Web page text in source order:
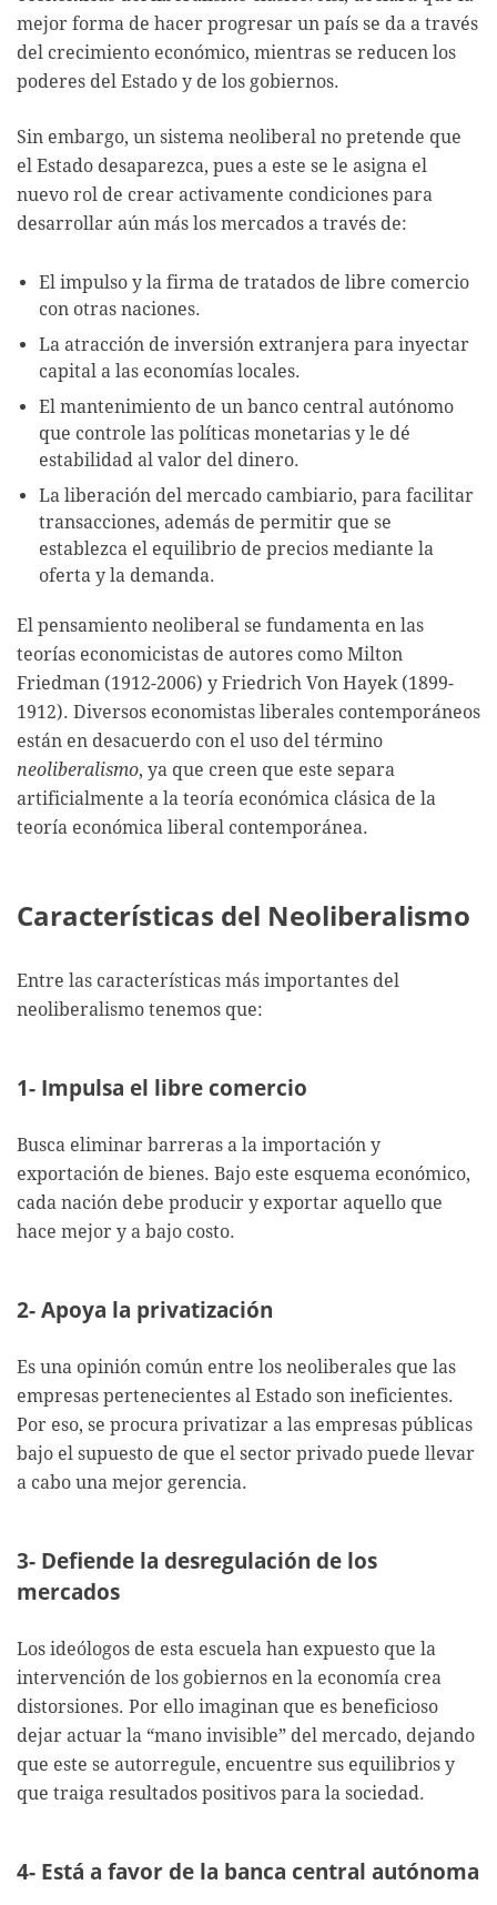
mejor forma de hacer progresar un país se da a través
del crecimiento económico, mientras se reducen los
poderes del Estado y de los gobiernos.
Sin embargo, un sistema neoliberal no pretende que
el Estado desaparezca, pues a este se le asigna el
nuevo rol de crear activamente condiciones para
desarrollar aún más los mercados a través de:
El impulso y la firma de tratados de libre comercio
con otras naciones.
La atracción de inversión extranjera para inyectar
capital a las economías locales.
El mantenimiento de un banco central autónomo
que controle las políticas monetarias y le dé
estabilidad al valor del dinero.
La liberación del mercado cambiario, para facilitar
transacciones, además de permitir que se
establezca el equilibrio de precios mediante la
oferta y la demanda.
El pensamiento neoliberal se fundamenta en las
teorías economicistas de autores como Milton
Friedman (1912-2006) y Friedrich Von Hayek (1899-
1912). Diversos economistas liberales contemporáneos
están en desacuerdo con el uso del término
neoliberalismo, ya que creen que este separa
artificialmente a la teoría económica clásica de la
teoría económica liberal contemporánea.
Características del Neoliberalismo
Entre las características más importantes del
neoliberalismo tenemos que:
1- Impulsa el libre comercio
Busca eliminar barreras a la importación y
exportación de bienes. Bajo este esquema económico,
cada nación debe producir y exportar aquello que
hace mejor y a bajo costo.
2- Apoya la privatización
Es una opinión común entre los neoliberales que las
empresas pertenecientes al Estado son ineficientes.
Por eso, se procura privatizar a las empresas públicas
bajo el supuesto de que el sector privado puede llevar
a cabo una mejor gerencia.
3- Defiende la desregulación de los
mercados
Los ideólogos de esta escuela han expuesto que la
intervención de los gobiernos en la economía crea
distorsiones. Por ello imaginan que es beneficioso
dejar actuar la “mano invisible” del mercado, dejando
que este se autorregule, encuentre sus equilibrios y
que traiga resultados positivos para la sociedad.
4- Está a favor de la banca central autónoma